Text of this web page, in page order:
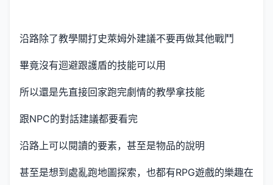
沿路除了教學關打史萊姆外建議不要再做其他戰鬥
畢竟沒有迴避跟護盾的技能可以用
所以還是先直接回家跑完劇情的教學拿技能
跟NPC的對話建議都要看完
沿路上可以閱讀的要素，甚至是物品的說明
甚至是想到處亂跑地圖探索，也都有RPG遊戲的樂趣在